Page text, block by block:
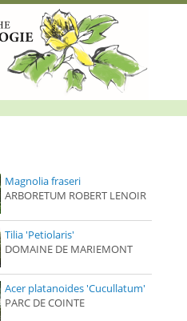
Magnolia fraseri
ARBORETUM ROBERT LENOIR
Tilia 'Petiolaris'
DOMAINE DE MARIEMONT
Acer platanoides 'Cucullatum'
PARC DE COINTE